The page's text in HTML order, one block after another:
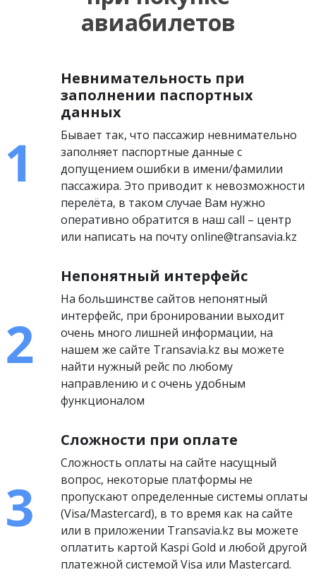
авиабилетов
Невнимательность при
заполнении паспортных
данных
Бывает так, что пассажир невнимательно
заполняет паспортные данные с
допущением ошибки в имени/фамилии
пассажира. Это приводит к невозможности
перелёта, в таком случае Вам нужно
оперативно обратится в наш call – центр
или написать на почту online@transavia.kz
Непонятный интерфейс
На большинстве сайтов непонятный
интерфейс, при бронировании выходит
очень много лишней информации, на
нашем же сайте Transavia.kz вы можете
найти нужный рейс по любому
направлению и с очень удобным
функционалом
Сложности при оплате
Сложность оплаты на сайте насущный
вопрос, некоторые платформы не
пропускают определенные системы оплаты
(Visa/Mastercard), в то время как на сайте
или в приложении Transavia.kz вы можете
оплатить картой Kaspi Gold и любой другой
платежной системой Visa или Mastercard.